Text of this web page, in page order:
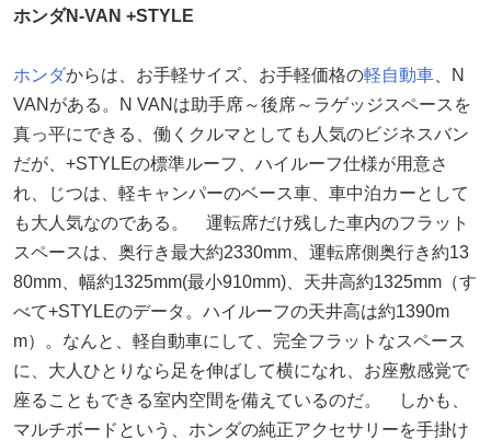
ホンダN-VAN +STYLE
ホンダからは、お手軽サイズ、お手軽価格の軽自動車 、N
VANがある。N VANは助手席～後席～ラゲッジスペースを
真っ平にできる、働くクルマとしても人気のビジネスバン
だが、+STYLEの標準ルーフ、ハイルーフ仕様が用意さ
れ、じつは、軽キャンパーのベース車、車中泊カーとして
も大人気なのである。 運転席だけ残した車内のフラット
スペースは、奥行き最大約2330mm、運転席側奥行き約13
80mm、幅約1325mm(最小910mm)、天井高約1325mm（す
べて+STYLEのデータ。ハイルーフの天井高は約1390m
m）。なんと、軽自動車にして、完全フラットなスペース
に、大人ひとりなら足を伸ばして横になれ、お座敷感覚で
座ることもできる室内空間を備えているのだ。 しかも、
マルチボードという、ホンダの純正アクセサリーを手掛け